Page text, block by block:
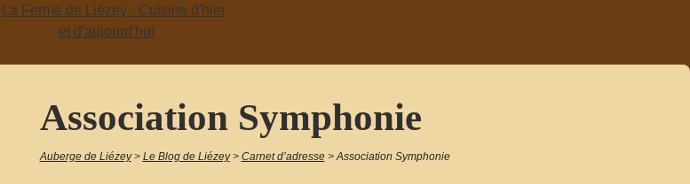
Association Symphonie
Auberge de Liézey > Le Blog de Liézey > Carnet d’adresse >Association Symphonie